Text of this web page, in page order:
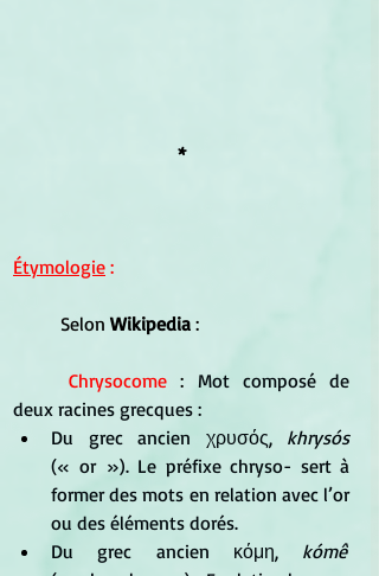
*
Étymologie :
	Selon
Wikipedia :
Chrysocome : Mot composé de
deux racines grecques :
Du grec ancien χρυσός, khrysós
(« or »). Le préfixe chryso- sert à
former des mots en relation avec l’or
ou des éléments dorés.
Du grec ancien κόμη, kómê